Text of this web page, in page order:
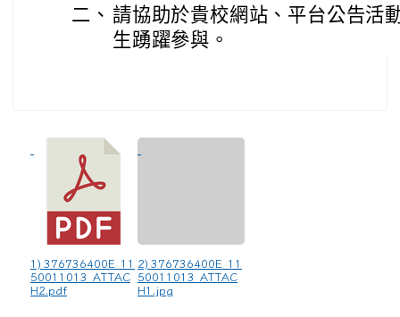
二、 請協助於貴校網站、平台公告活
生踴躍參與。
1) 376736400E_11
50011013_ATTAC
H2.pdf
2) 376736400E_11
50011013_ATTAC
H1.jpg